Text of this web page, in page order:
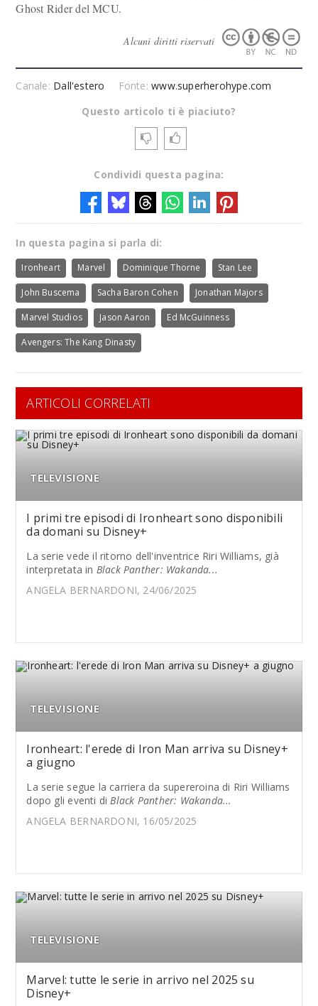
Ghost Rider del MCU.
Alcuni diritti riservati
Canale: Dall'estero Fonte:www.superherohype.com
Questo articolo ti è piaciuto?
Condividi questa pagina:
In questa pagina si parla di:
Ironheart Marvel Dominique Thorne Stan Lee
John Buscema Sacha Baron Cohen Jonathan Majors
Marvel Studios Jason Aaron Ed McGuinness
Avengers: The Kang Dinasty
ARTICOLI CORRELATI
TELEVISIONE
I primi tre episodi di Ironheart sono disponibili
da domani su Disney+
La serie vede il ritorno dell'inventrice Riri Williams, già
interpretata in Black Panther: Wakanda...
ANGELA BERNARDONI, 24/06/2025
TELEVISIONE
Ironheart: l'erede di Iron Man arriva su Disney+
a giugno
La serie segue la carriera da supereroina di Riri Williams
dopo gli eventi diBlack Panther: Wakanda...
ANGELA BERNARDONI, 16/05/2025
TELEVISIONE
Marvel: tutte le serie in arrivo nel 2025 su
Disney+